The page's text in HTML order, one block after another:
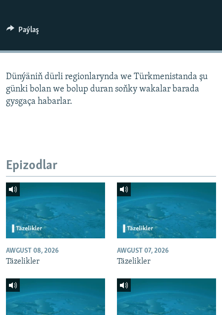
Paýlaş
Dünýäniň dürli regionlarynda we Türkmenistanda şu
günki bolan we bolup duran soňky wakalar barada
gysgaça habarlar.
Epizodlar
AWGUST 08, 2026
Täzelikler
AWGUST 07, 2026
Täzelikler